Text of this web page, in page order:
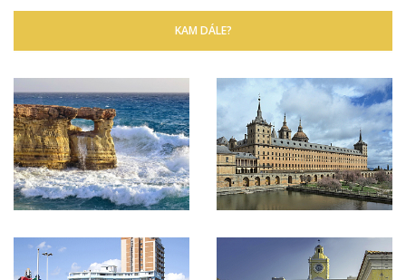
KAM DÁLE?